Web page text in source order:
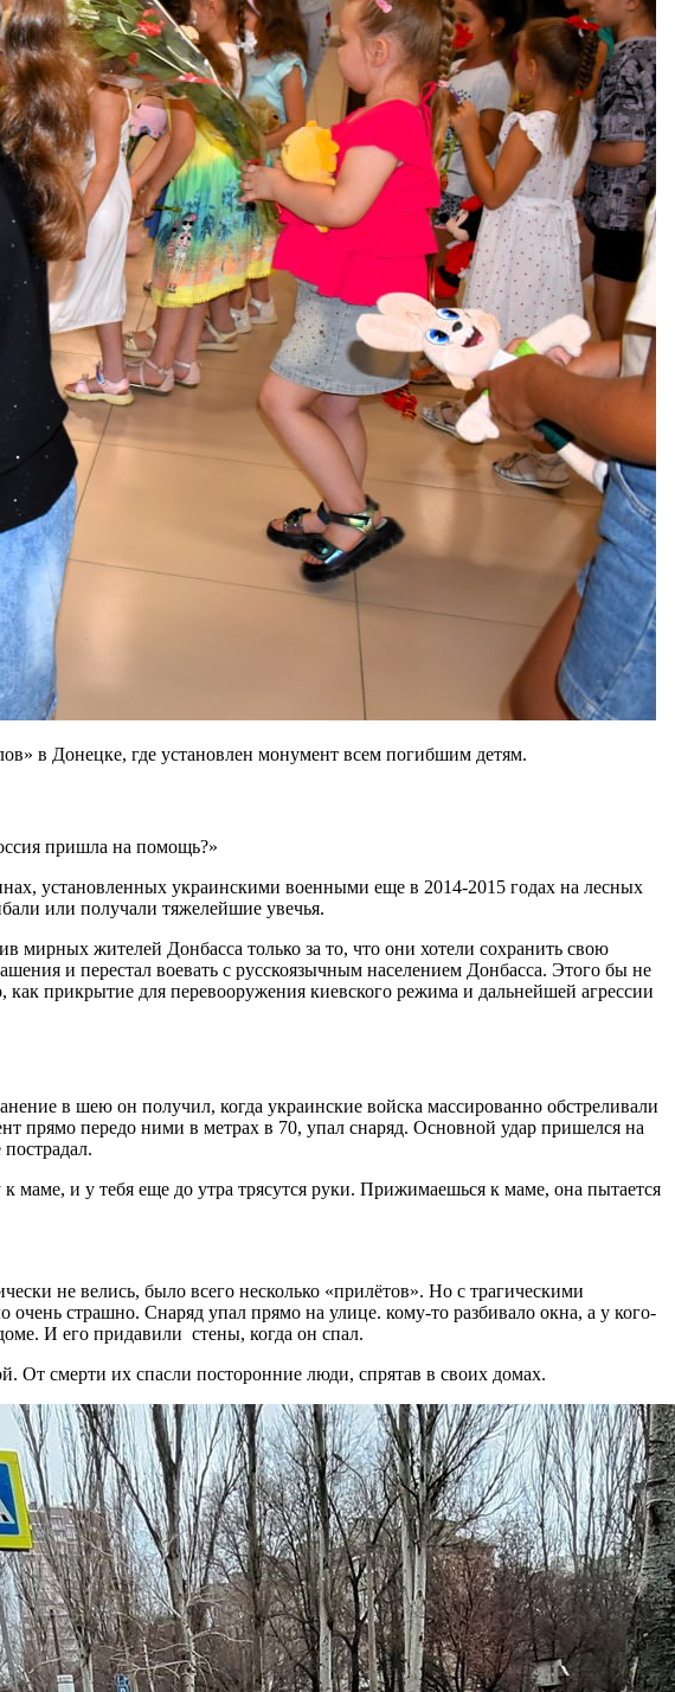
в Донецке, где установлен монумент всем погибшим детям.
пришла на помощь?»
установленных украинскими военными еще в 2014-2015 годах на лесных
или получали тяжелейшие увечья.
мирных жителей Донбасса только за то, что они хотели сохранить свою
и перестал воевать с русскоязычным населением Донбасса. Этого бы не
прикрытие для перевооружения киевского режима и дальнейшей агрессии
в шею он получил, когда украинские войска массированно обстреливали
прямо передо ними в метрах в 70, упал снаряд. Основной удар пришелся на
и у тебя еще до утра трясутся руки. Прижимаешься к маме, она пытается
не велись, было всего несколько «прилётов». Но с трагическими
страшно. Снаряд упал прямо на улице. кому-то разбивало окна, а у кого-
И его придавили стены, когда он спал.
От смерти их спасли посторонние люди, спрятав в своих домах.